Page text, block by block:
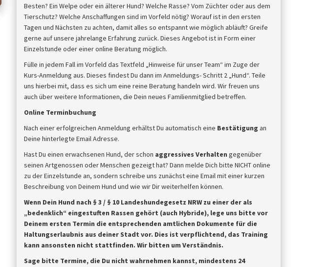
Besten? Ein Welpe oder ein älterer Hund? Welche Rasse? Vom Züchter oder aus dem
Tierschutz? Welche Anschaffungen sind im Vorfeld nötig? Worauf ist in den ersten
Tagen und Nächsten zu achten, damit alles so entspannt wie möglich abläuft? Greife
gerne auf unsere jahrelange Erfahrung zurück. Dieses Angebot ist in Form einer
Einzelstunde oder einer online Beratung möglich.
Fülle in jedem Fall im Vorfeld das Textfeld „Hinweise für unser Team“ im Zuge der
Kurs-Anmeldung aus. Dieses findest Du dann im Anmeldungs- Schritt 2 „Hund“. Teile
uns hierbei mit, dass es sich um eine reine Beratung handeln wird. Wir freuen uns
auch über weitere Informationen, die Dein neues Familienmitglied betreffen.
Online Terminbuchung
Nach einer erfolgreichen Anmeldung erhältst Du automatisch eine Bestätigung an
Deine hinterlegte Email Adresse.
Hast Du einen erwachsenen Hund, der schon aggressives Verhalten gegenüber
seinen Artgenossen oder Menschen gezeigt hat? Dann melde Dich bitte NICHT online
zu der Einzelstunde an, sondern schreibe uns zunächst eine Email mit einer kurzen
Beschreibung von Deinem Hund und wie wir Dir weiterhelfen können.
Wenn Dein Hund nach § 3 / § 10 Landeshundegesetz NRW zu einer der als
„bedenklich“ eingestuften Rassen gehört (auch Hybride), lege uns bitte vor
Deinem ersten Termin die entsprechenden amtlichen Dokumente für die
Haltungserlaubnis aus deiner Stadt vor. Dies ist verpflichtend, das Training
kann ansonsten nicht stattfinden. Wir bitten um Verständnis.
Sage bitte Termine, die Du nicht wahrnehmen kannst, mindestens 24